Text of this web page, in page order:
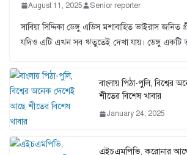
August 11, 2025 Senior reporter
সাবিয়া সিদ্দিকা ডেঙ্গু এডিস মশাবাহিত ভাইরাস জনিত
যদিও এটি এখন সব ঋতুতেই দেখা যায়। ডেঙ্গু একটি
বাংলায় পিঠা-পুলি, বিশ্বের
শীতের বিশেষ খাবার
January 24, 2025
এইচএমপিভি, করোনার